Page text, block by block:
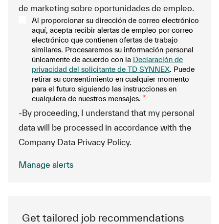
de marketing sobre oportunidades de empleo.
Al proporcionar su dirección de correo electrónico
aquí, acepta recibir alertas de empleo por correo
electrónico que contienen ofertas de trabajo
similares. Procesaremos su información personal
únicamente de acuerdo con la Declaración de
privacidad del solicitante de TD SYNNEX. Puede
retirar su consentimiento en cualquier momento
para el futuro siguiendo las instrucciones en
cualquiera de nuestros mensajes. *
-By proceeding, I understand that my personal
data will be processed in accordance with the
Company Data Privacy Policy.
Manage alerts
Get tailored job recommendations